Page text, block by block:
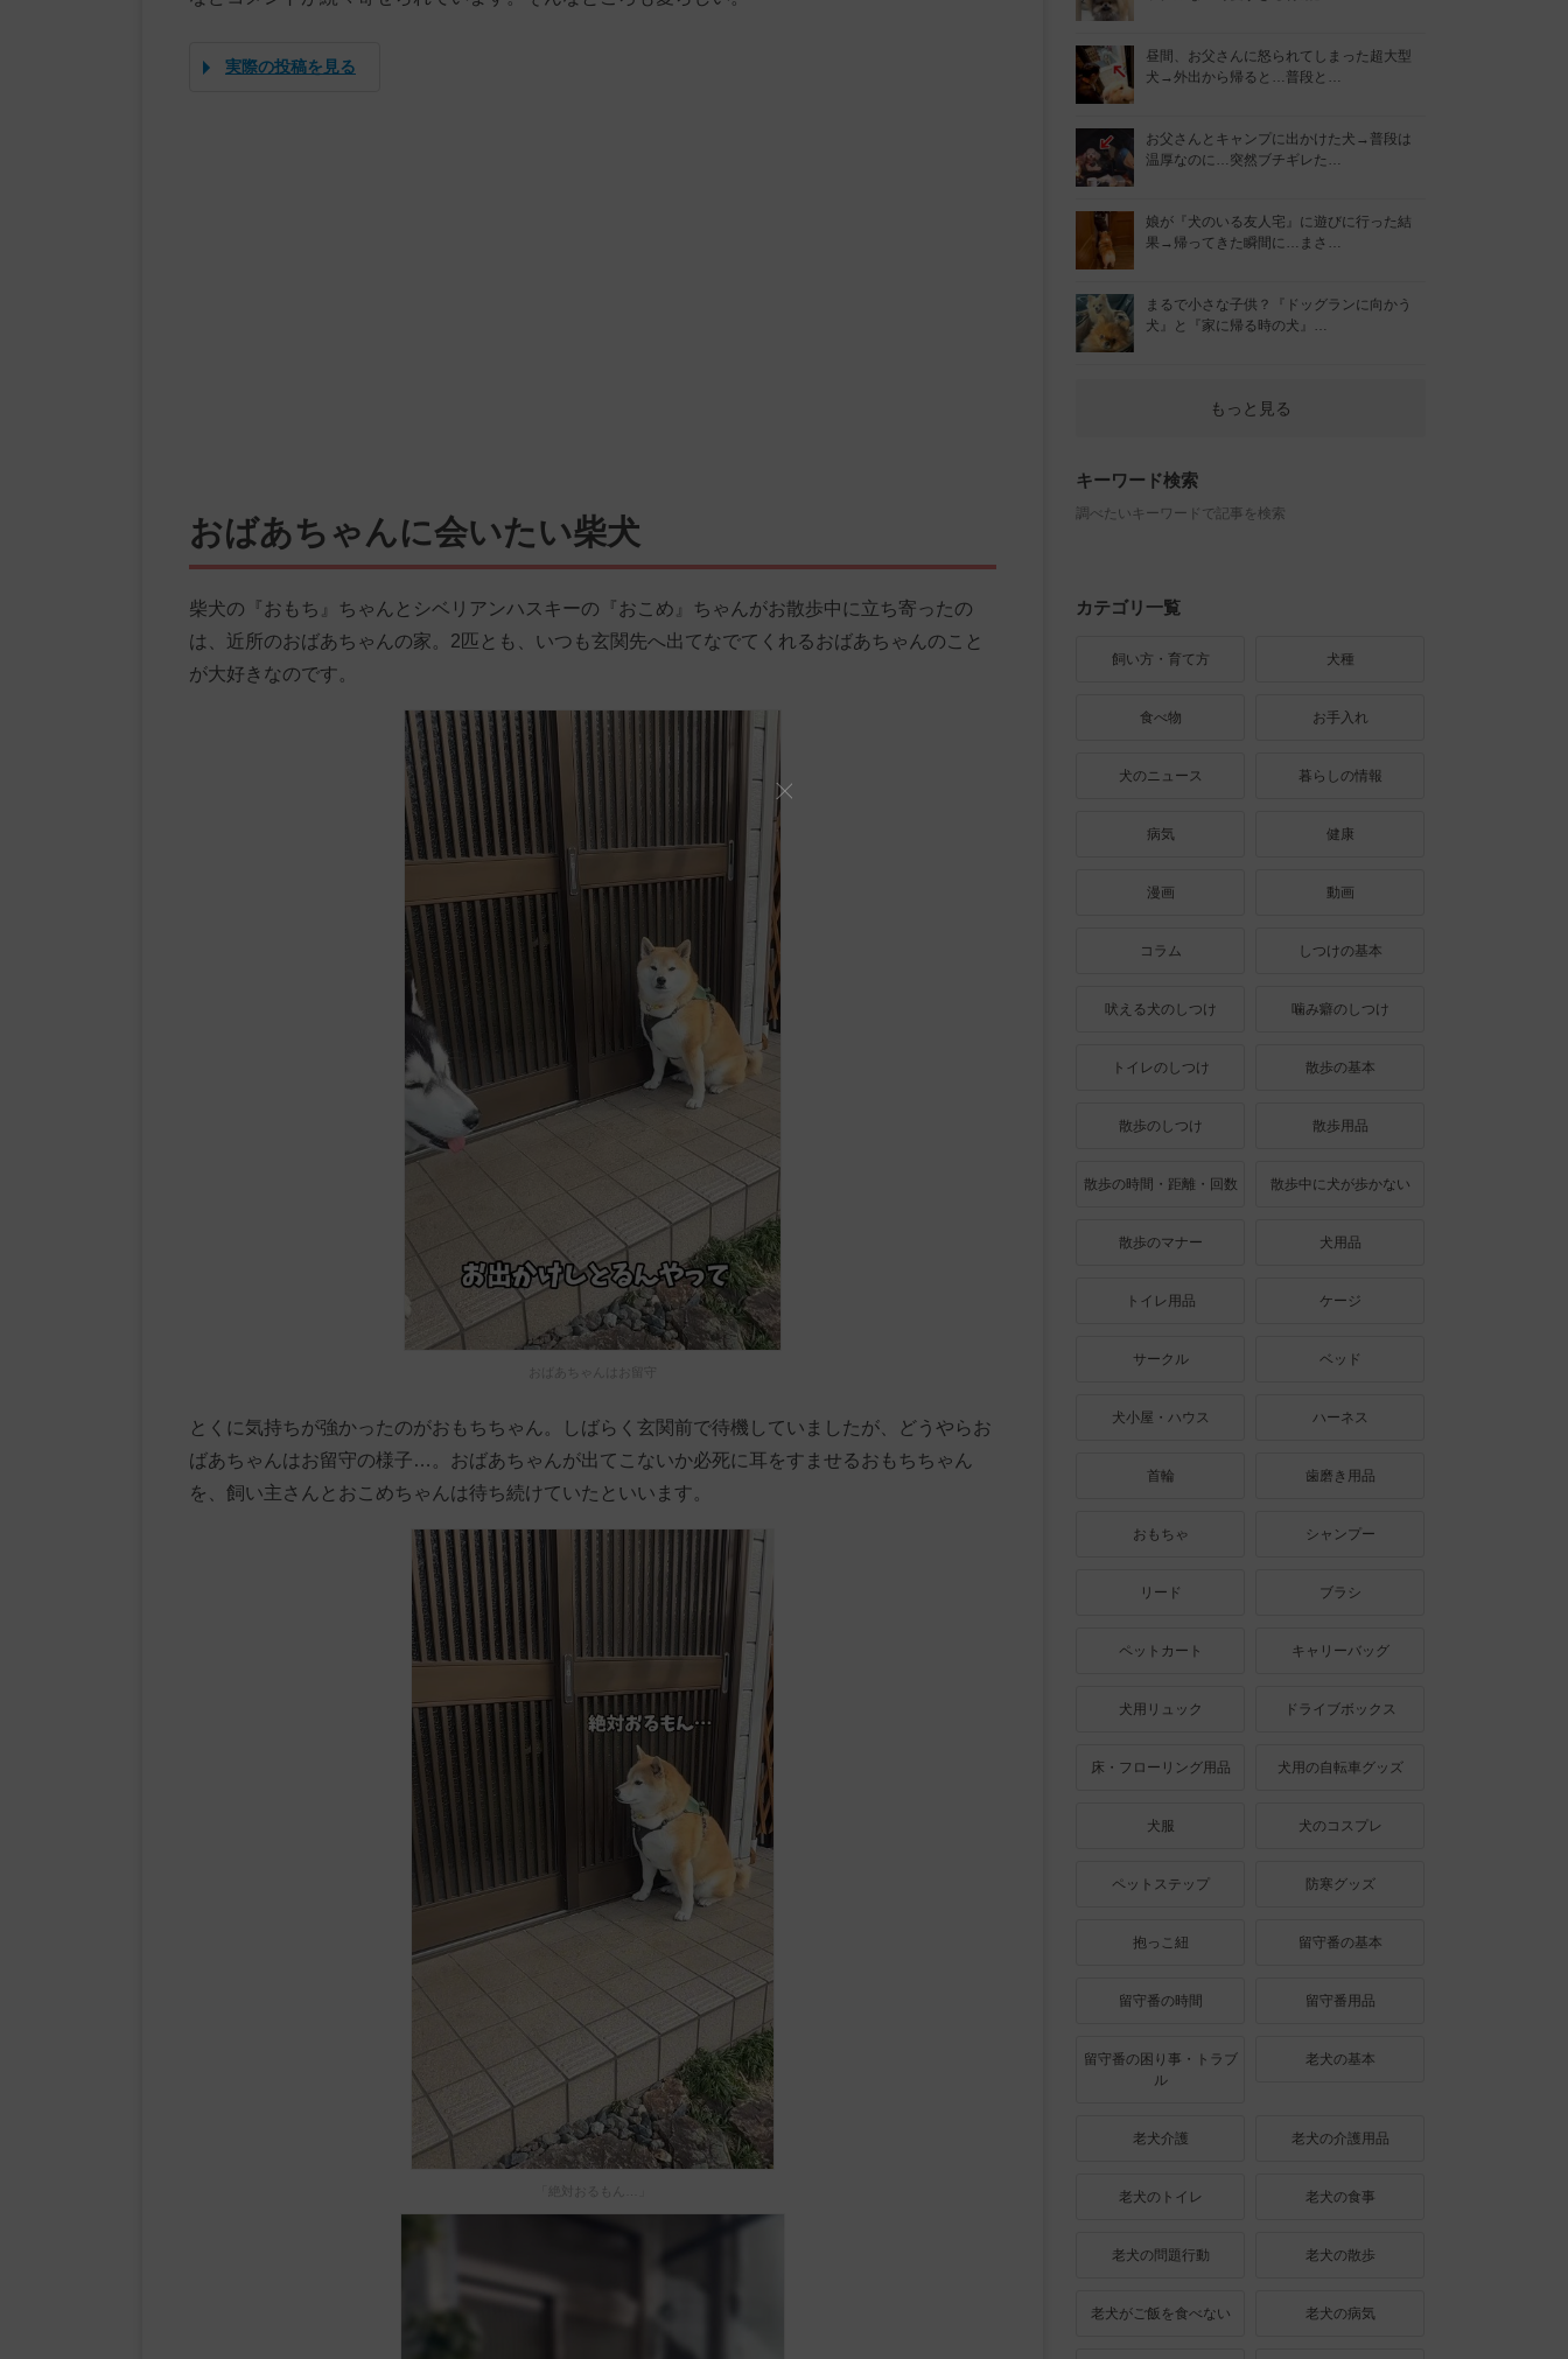
実際の投稿を見る
おばあちゃんに会いたい柴犬
柴犬の『おもち』ちゃんとシベリアンハスキーの『おこめ』ちゃんがお散歩中に立ち寄ったの
は、近所のおばあちゃんの家。2匹とも、いつも玄関先へ出てなでてくれるおばあちゃんのこと
が大好きなのです。
とくに気持ちが強かったのがおもちちゃん。しばらく玄関前で待機していましたが、どうやらお
ばあちゃんはお留守の様子…。おばあちゃんが出てこないか必死に耳をすませるおもちちゃん
を、飼い主さんとおこめちゃんは待ち続けていたといいます。
昼間、お父さんに怒られてしまった超大型
犬→外出から帰ると…普段と…
お父さんとキャンプに出かけた犬→普段は
温厚なのに…突然ブチギレた…
娘が『犬のいる友人宅』に遊びに行った結
果→帰ってきた瞬間に…まさ…
まるで小さな子供？『ドッグランに向かう
犬』と『家に帰る時の犬』…
もっと見る
キーワード検索
調べたいキーワードで記事を検索
カテゴリ一覧
飼い方・育て方 犬種
食べ物 お手入れ
犬のニュース 暮らしの情報
病気 健康
漫画 動画
コラム しつけの基本
吠える犬のしつけ 噛み癖のしつけ
トイレのしつけ 散歩の基本
散歩のしつけ 散歩用品
散歩の時間・距離・回数 散歩中に犬が歩かない
散歩のマナー 犬用品
トイレ用品 ケージ
サークル ベッド
犬小屋・ハウス ハーネス
首輪 歯磨き用品
おもちゃ シャンプー
リード ブラシ
ペットカート キャリーバッグ
犬用リュック ドライブボックス
床・フローリング用品 犬用の自転車グッズ
犬服 犬のコスプレ
ペットステップ 防寒グッズ
抱っこ紐 留守番の基本
留守番の時間 留守番用品
留守番の困り事・トラブ
ル
老犬の基本
老犬介護 老犬の介護用品
老犬のトイレ 老犬の食事
老犬の問題行動 老犬の散歩
老犬がご飯を食べない 老犬の病気